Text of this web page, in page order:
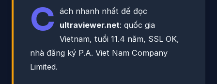
C ách nhanh nhất để đọc
ultraviewer.net: quốc gia
Vietnam, tuổi 11.4 năm, SSL OK,
nhà đăng ký P.A. Viet Nam Company
Limited.